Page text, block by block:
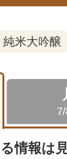
純米大吟醸
情報は